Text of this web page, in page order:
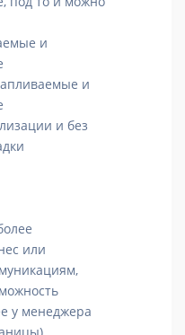
и
и
и без
или
у менеджера